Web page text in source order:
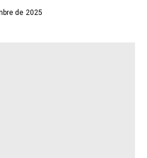
de 2025